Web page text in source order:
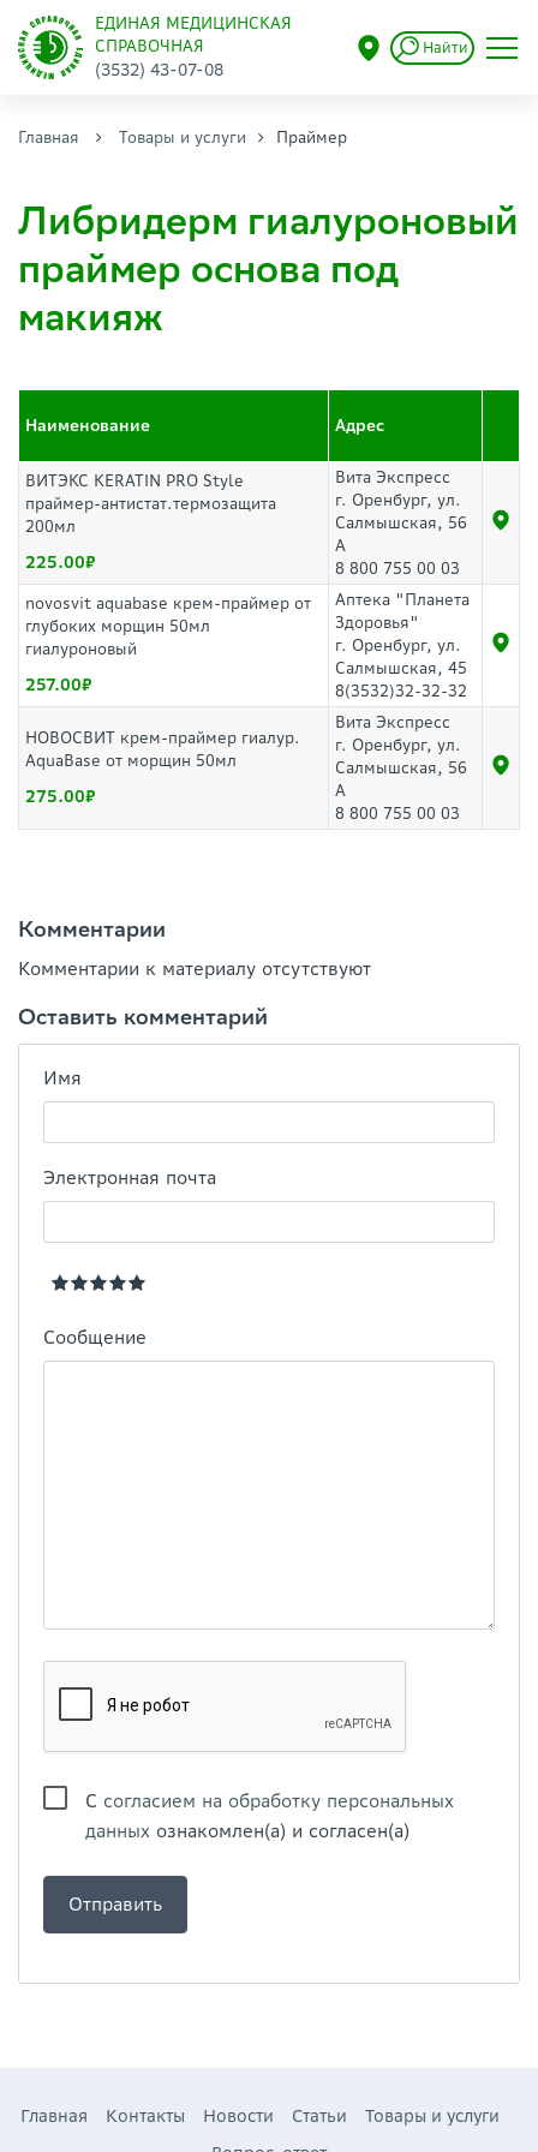
ЕДИНАЯ МЕДИЦИНСКАЯ
СПРАВОЧНАЯ
(3532) 43-07-08
Найти
Главная Товары и услуги Праймер
Либридерм гиалуроновый
праймер основа под
макияж
Наименование Адрес
ВИТЭКС KERATIN PRO Style
праймер-антистат.термозащита
200мл
225.00
Вита Экспресс
г. Оренбург, ул.
Салмышская, 56
А
8 800 755 00 03
novosvit aquabase крем-праймер от
глубоких морщин 50мл
гиалуроновый
257.00
Аптека "Планета
Здоровья"
г. Оренбург, ул.
Салмышская, 45
8(3532)32-32-32
НОВОСВИТ крем-праймер гиалур.
AquaBase от морщин 50мл
275.00
Вита Экспресс
г. Оренбург, ул.
Салмышская, 56
А
8 800 755 00 03
Комментарии
Комментарии к материалу отсутствуют
Оставить комментарий
Имя
Электронная почта
Сообщение
С согласием на обработку персональных
данных ознакомлен(а) и согласен(а)
Главная Контакты Новости Статьи
Товары и услуги